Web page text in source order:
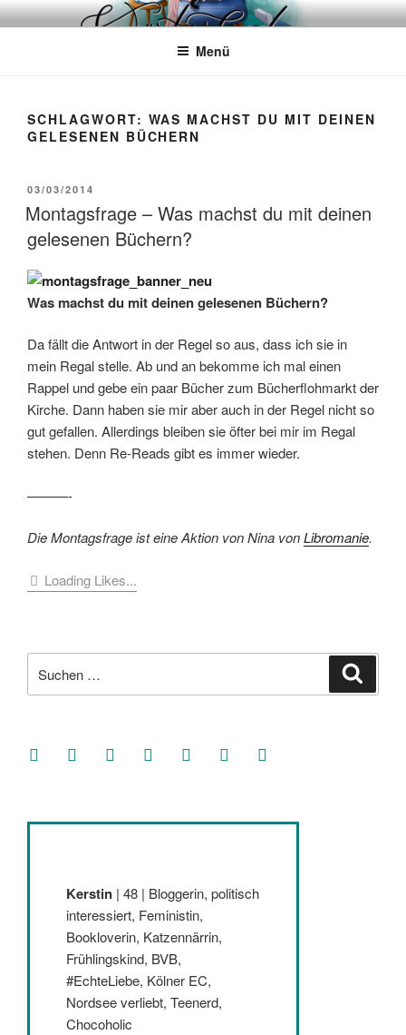
Zum
InhaltWÖRTERKATZE
Von Büchern erzählen
Menü
SCHLAGWORT: WAS MACHST DU MIT DEINEN
GELESENEN BÜCHERN
VERÖFFENTLICHT
AM
03/03/2014
Montagsfrage – Was machst du mit deinen
gelesenen Büchern?
Was machst du mit deinen gelesenen Büchern?
Da fällt die Antwort in der Regel so aus, dass ich sie in
mein Regal stelle. Ab und an bekomme ich mal einen
Rappel und gebe ein paar Bücher zum Bücherflohmarkt der
Kirche. Dann haben sie mir aber auch in der Regel nicht so
gut gefallen. Allerdings bleiben sie öfter bei mir im Regal
stehen. Denn Re-Reads gibt es immer wieder.
———-
Die Montagsfrage ist eine Aktion von Nina vonLibromanie.
Loading Likes...
nach:
facebooksoundcloud
twitter mastodoninstagramthreads goodreads
Kerstin | 48 | Bloggerin, politisch
interessiert, Feministin,
Bookloverin, Katzennärrin,
Frühlingskind, BVB,
#EchteLiebe, Kölner EC,
Nordsee verliebt, Teenerd,
Chocoholic